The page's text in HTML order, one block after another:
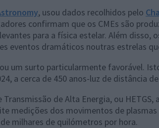
, usou dados recolhidos pelo
confirmam que os CMEs são
para a física estelar. Além disso,
eventos dramáticos noutras estrelas
um surto particularmente favorável.
a cerca de 450 anos-luz de distância
de Alta Energia, ou HETGS,
medições dos movimentos de
milhares de quilómetros por hora.